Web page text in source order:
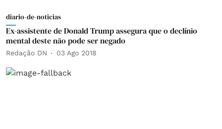
diario-de-noticias
Ex-assistente de Donald Trump assegura que o declínio
mental deste não pode ser negado
Redação DN 03 Ago 2018